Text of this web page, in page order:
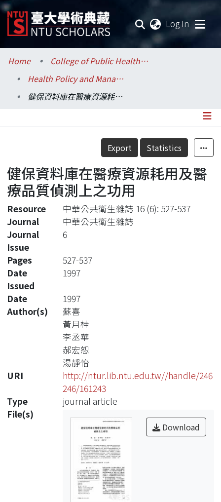
Log In
Communities & Collections
Research Outputs
Statistics
Home
College of Public Health / 公共衛生學院
Health Policy and Management / 健康政策與管理研究所
健保資料庫在醫療資源耗用及醫療品質偵測上之功用
Details
Export Statistics
健保資料庫在醫療資源耗用及醫
療品質偵測上之功用
Resource
中華公共衛生雜誌 16 (6): 527-537
Journal
中華公共衛生雜誌
Journal
Issue
6
Pages
527-537
Date
Issued
1997
Date
1997
Author(s)
蘇喜
黃月桂
李丞華
郝宏恕
湯靜怡
URI
http://ntur.lib.ntu.edu.tw//handle/246
246/161243
Type
journal article
File(s)
Download